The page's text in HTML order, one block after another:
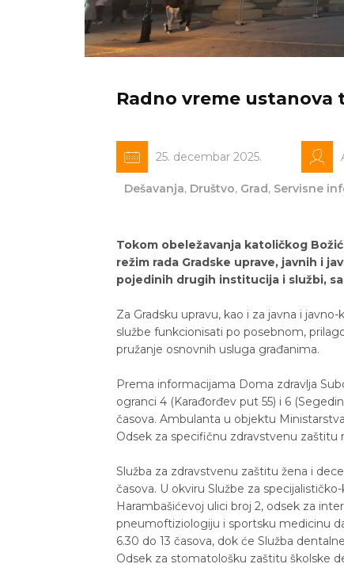
Radno vreme
25. decembar 2025.
Dešavanja, Društvo, Grad, Servisne
Tokom obeležavanja katoličkog
režim rada Gradske uprave, javnih i
pojedinih drugih institucija i službi,
Za Gradsku upravu, kao i za javna i
službe funkcionisati po posebnom,
pružanje osnovnih usluga građanima.
Prema informacijama Doma zdravlja
ogranci 4 (Karađorđev put 55) i 6
časova. Ambulanta u objektu
Odsek za specifičnu zdravstvenu zaštitu
Služba za zdravstvenu zaštitu žena i
časova. U okviru Službe za
Harambašićevoj ulici broj 2, odsek za
pneumoftiziologiju i sportsku medicinu
6.30 do 13 časova, dok će Služba
Odsek za stomatološku zaštitu školske